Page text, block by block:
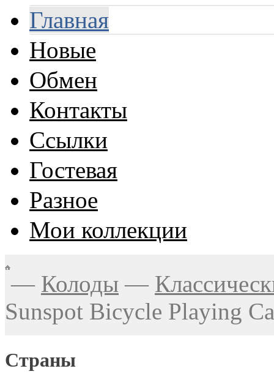
Главная
Новые
Обмен
Контакты
Ссылки
Гостевая
Разное
Мои коллекции
— Колоды —
Sunspot Bicycle Playing
Страны